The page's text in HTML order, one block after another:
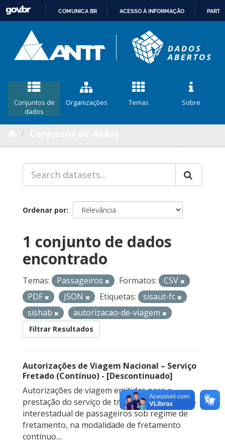
CONTEÚDO
COMUNICA BR ACESSO À INFORMAÇÃO
Conjuntos de
dados
Organizações Temas Sobre
Ordenar por
1 conjunto de dados
encontrado
Temas: Passageiros Formatos:
CSV
PDF
JSON Etiquetas:
sisaut-fc
sishab
autorizacao-de-viagem
Filtrar Resultados
Autorizações de Viagem Nacional – Serviço
Fretado (Contínuo) - [Descontinuado]
Autorizações de viagem emitidas para a
prestação do serviço de transporte rodoviário
interestadual de passageiros sob regime de
fretamento, na modalidade de fretamento
contínuo....